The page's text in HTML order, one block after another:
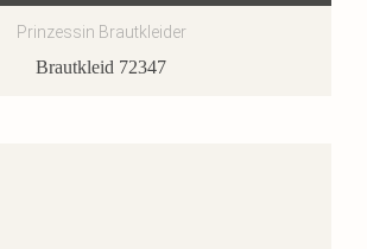
Prinzessin Brautkleider
Brautkleid 72347